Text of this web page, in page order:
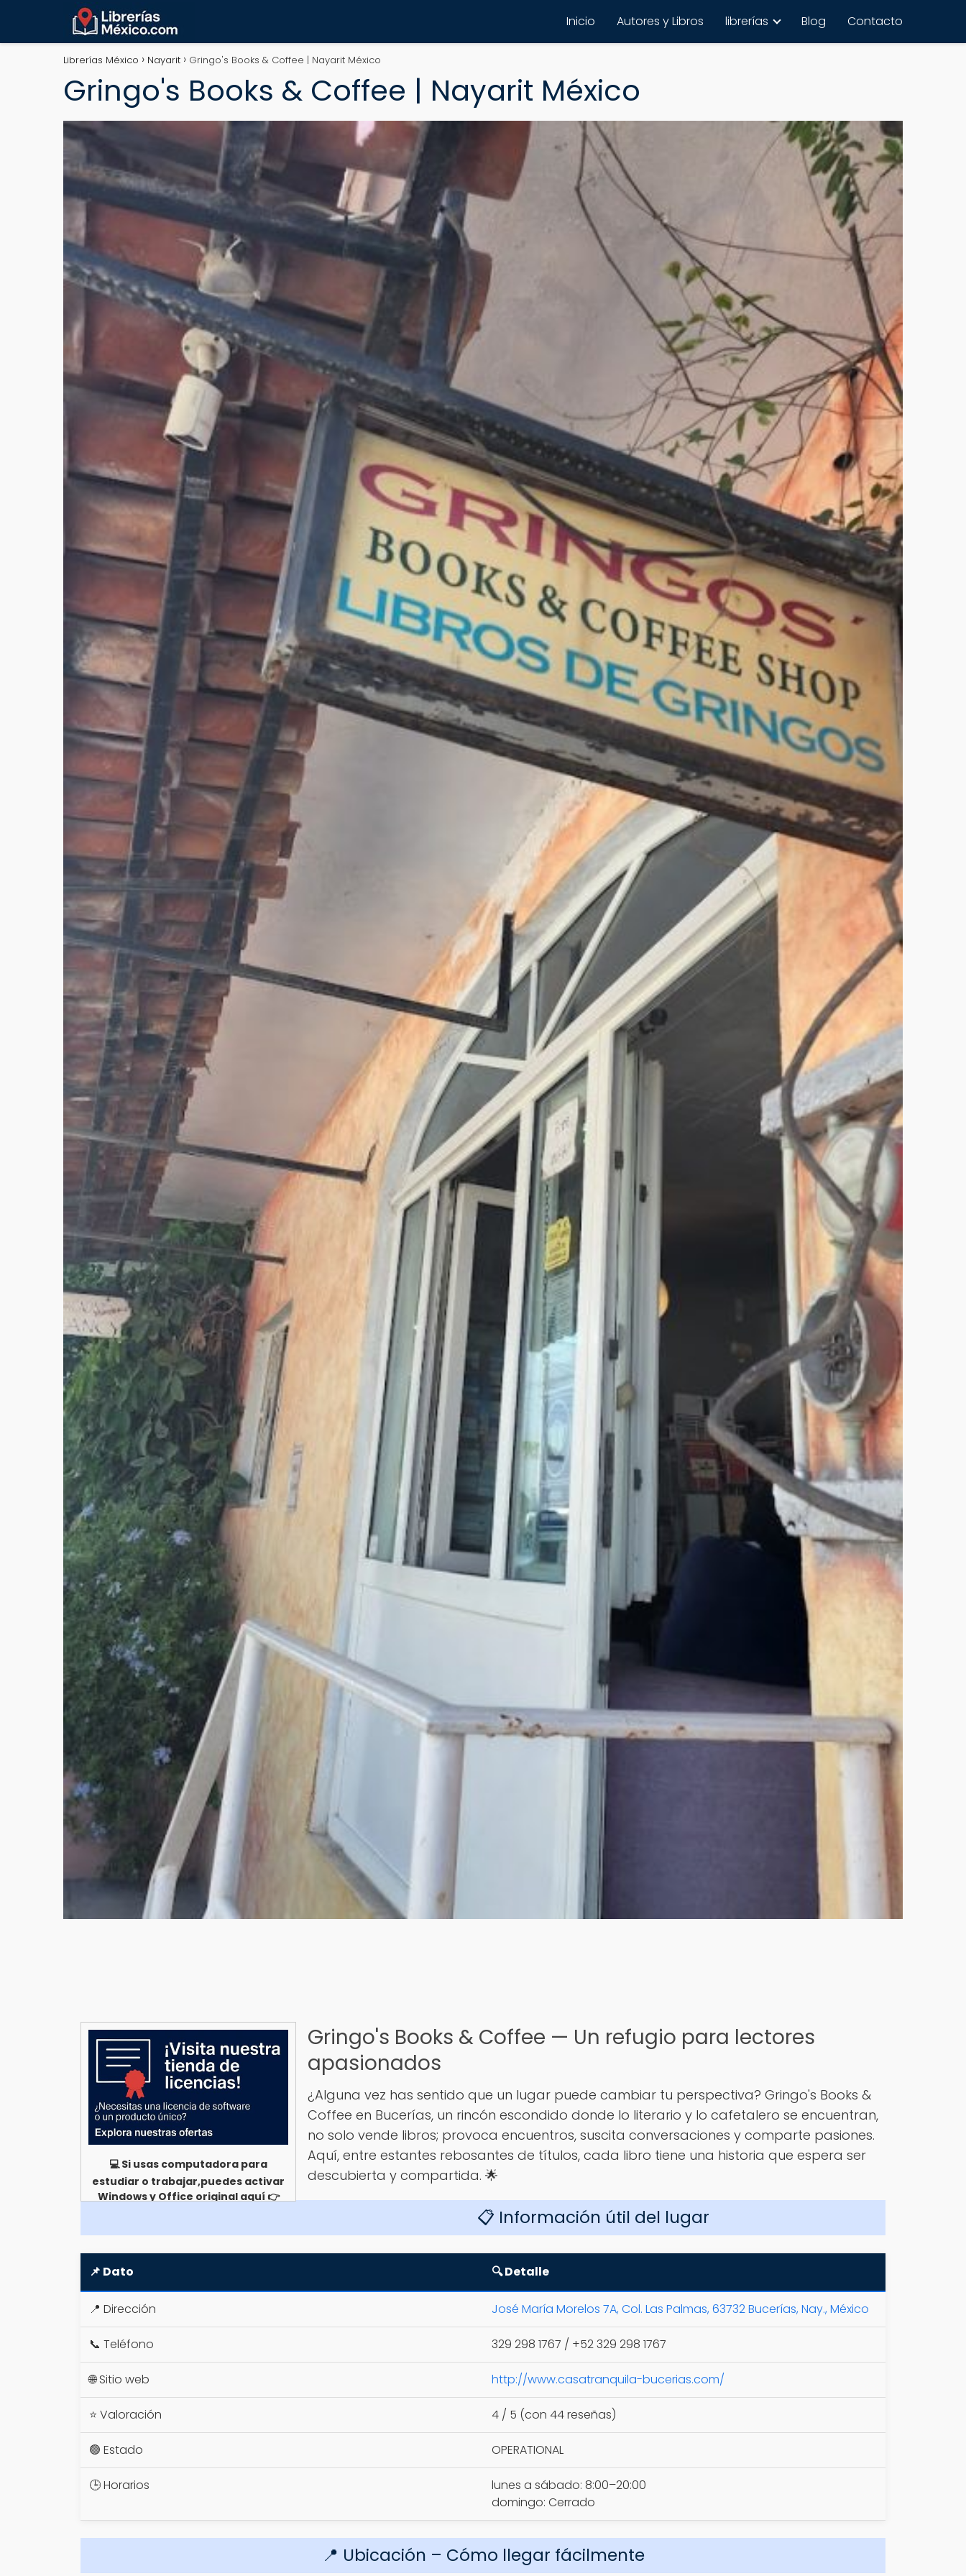
Inicio Autores y Libros librerías Blog Contacto
Librerías México Nayarit Gringo's Books & Coffee | Nayarit México
Gringo's Books & Coffee | Nayarit México
💻 Si usas computadora para
estudiar o trabajar,puedes activar
Windows y Office original aquí 👉
Gringo's Books & Coffee — Un refugio para lectores
apasionados
¿Alguna vez has sentido que un lugar puede cambiar tu perspectiva? Gringo's Books &
Coffee en Bucerías, un rincón escondido donde lo literario y lo cafetalero se encuentran,
no solo vende libros; provoca encuentros, suscita conversaciones y comparte pasiones.
Aquí, entre estantes rebosantes de títulos, cada libro tiene una historia que espera ser
descubierta y compartida. 🌟
📋 Información útil del lugar
📌 Dato 🔍 Detalle
📍 Dirección José María Morelos 7A, Col. Las Palmas, 63732 Bucerías, Nay., México
📞 Teléfono 329 298 1767 / +52 329 298 1767
🌐 Sitio web http://www.casatranquila-bucerias.com/
⭐ Valoración 4 / 5 (con 44 reseñas)
🟢 Estado OPERATIONAL
🕒 Horarios
lunes a sábado: 8:00–20:00
domingo: Cerrado
📍 Ubicación – Cómo llegar fácilmente